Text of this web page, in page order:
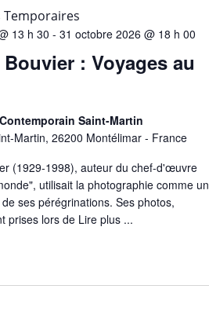
c
t
o
e
z
u
n
e
d
13 h 30 - 31 octobre 2026 @ 18 h 00
: Voyages au
Temporaires
Saint-Martin
Martin, 26200 Montélimar - France
(1929-1998), auteur du chef-d'œuvre
utilisait la photographie comme un
ses pérégrinations. Ses photos,
prises lors de Lire plus ...